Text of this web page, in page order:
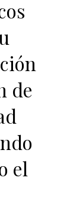
de
el